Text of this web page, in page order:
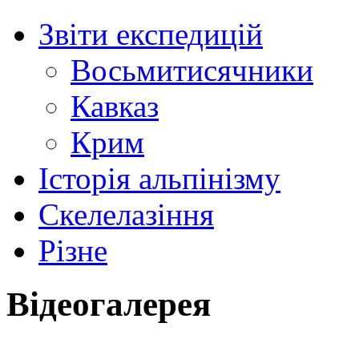
Звіти експедицій
Восьмитисячники
Кавказ
Крим
Історія альпінізму
Скелелазіння
Різне
Відеогалерея